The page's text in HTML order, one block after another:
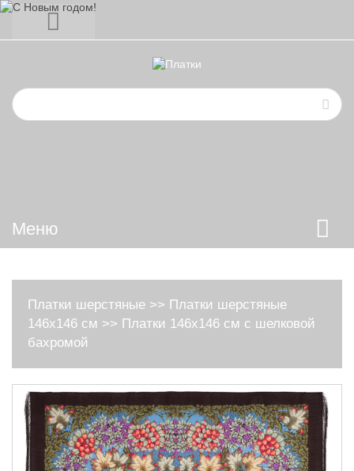
Меню
Платки шерстяные >> Платки шерстяные
146х146 см >> Платки 146х146 см с шелковой
бахромой